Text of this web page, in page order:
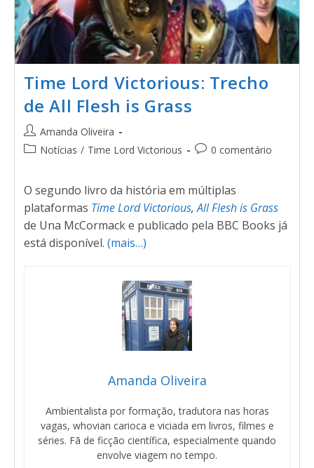
Time Lord Victorious: Trecho
de All Flesh is Grass
Amanda Oliveira
Notícias / Time Lord Victorious 0 comentário
O segundo livro da história em múltiplas
plataformas Time Lord Victorious,All Flesh is Grass
de Una McCormack e publicado pela BBC Books já
está disponível. (mais…)
Amanda Oliveira
Ambientalista por formação, tradutora nas horas
vagas, whovian carioca e viciada em livros, filmes e
séries. Fã de ficção científica, especialmente quando
envolve viagem no tempo.